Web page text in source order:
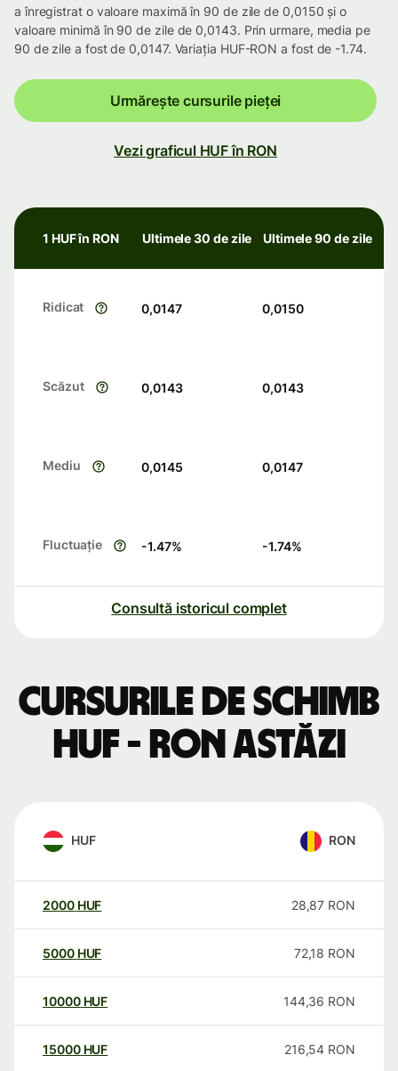
a înregistrat o valoare maximă în 90 de zile de 0,0150 și o
valoare minimă în 90 de zile de 0,0143. Prin urmare, media pe
90 de zile a fost de 0,0147. Variația HUF-RON a fost de -1.74.
Urmărește cursurile pieței
Vezi graficul HUF în RON
1 HUF în RON Ultimele 30 de zile Ultimele 90 de zile
Ridicat 0,0147 0,0150
Scăzut 0,0143 0,0143
Mediu 0,0145 0,0147
Fluctuație -1.47% -1.74%
Consultă istoricul complet
Cursurile de schimb
HUF - RON astăzi
HUF RON
2000 HUF 28,87 RON
5000 HUF 72,18 RON
10000 HUF 144,36 RON
15000 HUF 216,54 RON